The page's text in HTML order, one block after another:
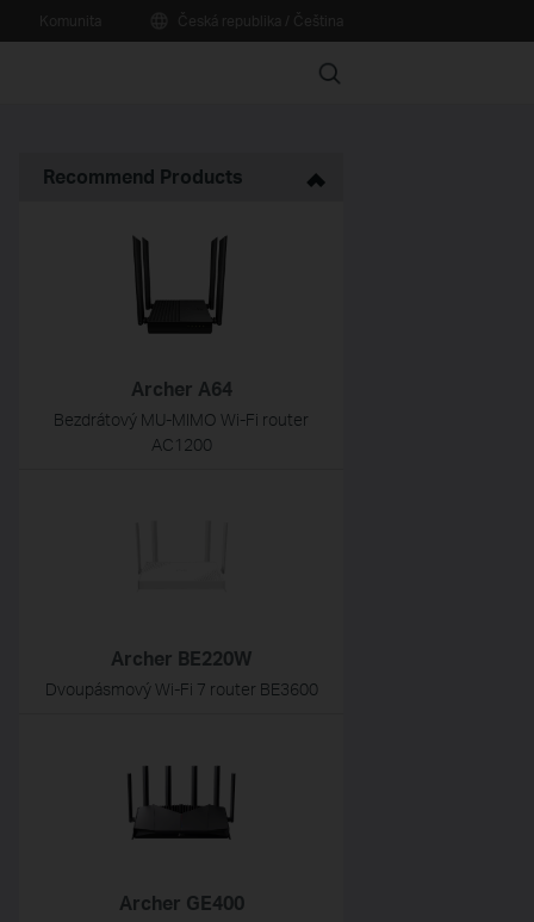
Search
Recommend Products
Archer A64
Bezdrátový MU-MIMO Wi-Fi router
AC1200
Archer BE220W
Dvoupásmový Wi-Fi 7 router BE3600
Archer GE400